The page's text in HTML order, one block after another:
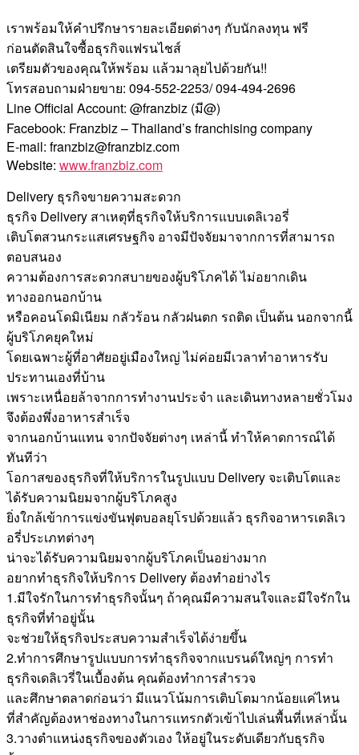
เราพร้อมให้คำปรึกษารายละเอียดต่างๆ กับนักลงทุน ฟรี
ก่อนตัดสินใจซื้อธุรกิจแฟรนไชส์
เตรียมตัวของคุณให้พร้อม แล้วมาลุยไปด้วยกัน!!
โทรสอบถามฝ่ายขาย: 094-552-2253/ 094-494-2696
Line Official Account: @franzbiz (มี@)
Facebook: Franzbiz – Thailand’s franchising company
E-mail: franzbiz@franzbiz.com
Website: www.franzbiz.com
Delivery ธุรกิจขายความสะดวก
ธุรกิจ Delivery สาเหตุที่ธุรกิจให้บริการแบบเดลิเวอรี่
เติบโตสวนกระแสเศรษฐกิจ อาจมีปัจจัยมาจากการที่สามารถ
ตอบสนอง
ความต้องการสะดวกสบายของผู้บริโภคได้ ไม่อยากเดิน
ทางออกนอกบ้าน
หรือคอนโดมิเนียม กลัวร้อน กลัวฝนตก รถติด เป็นต้น นอกจากนี้
ผู้บริโภคยุคใหม่
โดยเฉพาะผู้ที่อาศัยอยู่เมืองใหญ่ ไม่ค่อยมีเวลาทำอาหารรับ
ประทานเองที่บ้าน
เพราะเหนื่อยล้าจากการทำงานประจำ และเดินทางหลายชั่วโมง
จึงต้องพึ่งอาหารสำเร็จ
จากนอกบ้านแทน จากปัจจัยต่างๆ เหล่านี้ ทำให้คาดการณ์ได้
ทันทีว่า
โอกาสของธุรกิจที่ให้บริการในรูปแบบ Delivery จะเติบโตและ
ได้รับความนิยมจากผู้บริโภคสูง
ยิ่งใกล้เข้าการแข่งขันฟุตบอลยุโรปด้วยแล้ว ธุรกิจอาหารเดลิเว
อรี่ประเภทต่างๆ
น่าจะได้รับความนิยมจากผู้บริโภคเป็นอย่างมาก
อยากทำธุรกิจให้บริการ Delivery ต้องทำอย่างไร
1.มีใจรักในการทำธุรกิจนั้นๆ ถ้าคุณมีความสนใจและมีใจรักใน
ธุรกิจที่ทำอยู่นั้น
จะช่วยให้ธุรกิจประสบความสำเร็จได้ง่ายขึ้น
2.ทำการศึกษารูปแบบการทำธุรกิจจากแบรนด์ใหญ่ๆ การทำ
ธุรกิจเดลิเวรี่ในเบื้องต้น คุณต้องทำการสำรวจ
และศึกษาตลาดก่อนว่า มีแนวโน้มการเติบโตมากน้อยแค่ไหน
ที่สำคัญต้องหาช่องทางในการแทรกตัวเข้าไปเล่นพื้นที่เหล่านั้น
3.วางตำแหน่งธุรกิจของตัวเอง ให้อยู่ในระดับเดียวกับธุรกิจ